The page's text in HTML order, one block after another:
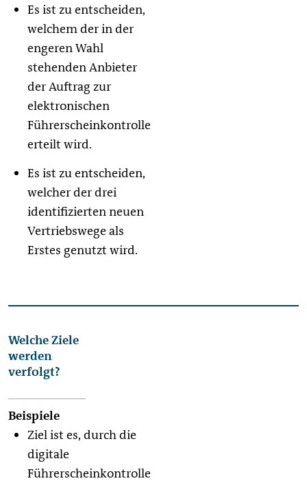
Es ist zu entscheiden,
welchem der in der
engeren Wahl
stehenden Anbieter
der Auftrag zur
elektronischen
Führerscheinkontrolle
erteilt wird.
Es ist zu entscheiden,
welcher der drei
identifizierten neuen
Vertriebswege als
Erstes genutzt wird.
Welche Ziele
werden
verfolgt?
Ziel ist es, durch die
digitale
Führerscheinkontrolle